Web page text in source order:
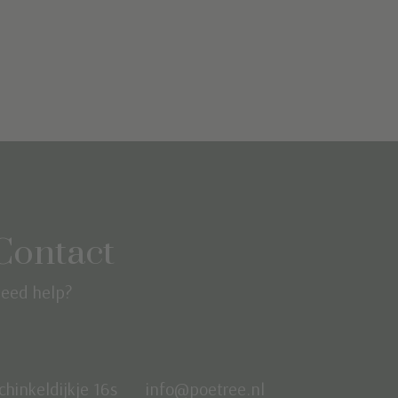
help?
16s info@poetree.nl